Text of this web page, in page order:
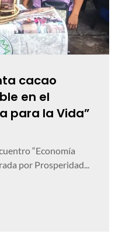
cacao
en el
para la Vida”
“Economía
por Prosperidad...